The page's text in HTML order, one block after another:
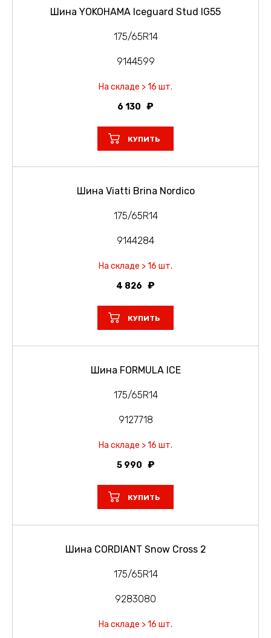
Шина YOKOHAMA Iceguard Stud IG55
175/65R14
9144599
На складе > 16 шт.
6 130
КУПИТЬ
Шина Viatti Brina Nordico
175/65R14
9144284
На складе > 16 шт.
4 826
КУПИТЬ
Шина FORMULA ICE
175/65R14
9127718
На складе > 16 шт.
5 990
КУПИТЬ
Шина CORDIANT Snow Cross 2
175/65R14
9283080
На складе > 16 шт.